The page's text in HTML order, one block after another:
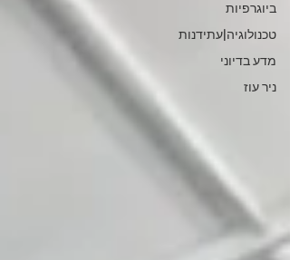
ביוגרפיות
טכנולוגיה|עתידנות
מדע בדיוני
ניר עוז